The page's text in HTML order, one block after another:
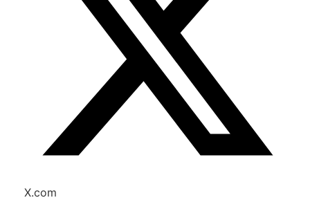
X.com